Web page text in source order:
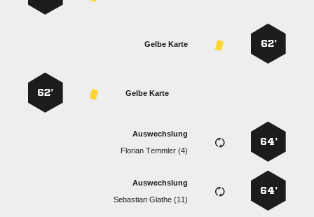
62’
Gelbe Karte
Gelbe Karte
62’
64’
Auswechslung
  
64’
Auswechslung
  